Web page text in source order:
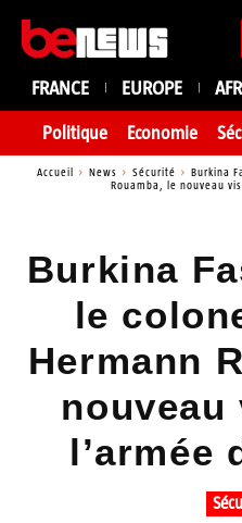
FRANCE EUROPE
Politique Economie
Accueil News Sécurité
Burkina
Rouamba, le nouveau
Burkina
le
Hermann
nouveau
l’armée